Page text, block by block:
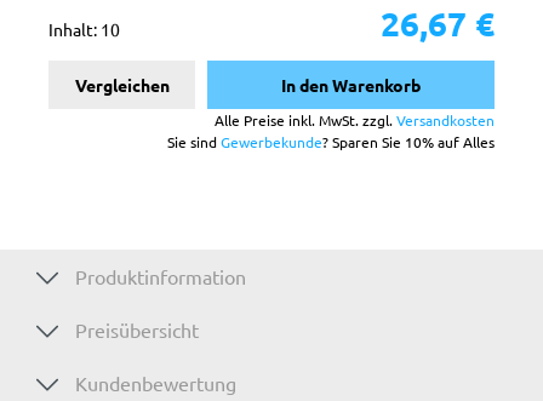
Inhalt: 10 26,67 €
Vergleichen In den Warenkorb
Alle Preise inkl. MwSt. zzgl.Versandkosten
Sie sindGewerbekunde? Sparen Sie 10% auf Alles
Produktinformation
Preisübersicht
Kundenbewertung